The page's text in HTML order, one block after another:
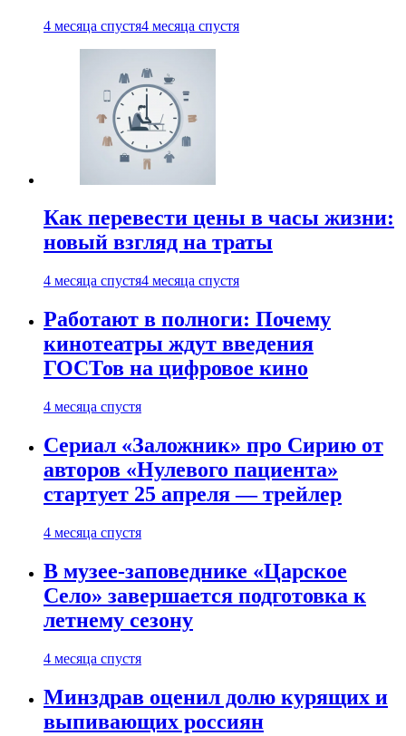
4 месяца спустя4 месяца спустя
Как перевести цены в часы жизни:
новый взгляд на траты
4 месяца спустя4 месяца спустя
Работают в полноги: Почему
кинотеатры ждут введения
ГОСТов на цифровое кино
4 месяца спустя
Сериал «Заложник» про Сирию от
авторов «Нулевого пациента»
стартует 25 апреля — трейлер
4 месяца спустя
В музее-заповеднике «Царское
Село» завершается подготовка к
летнему сезону
4 месяца спустя
Минздрав оценил долю курящих и
выпивающих россиян